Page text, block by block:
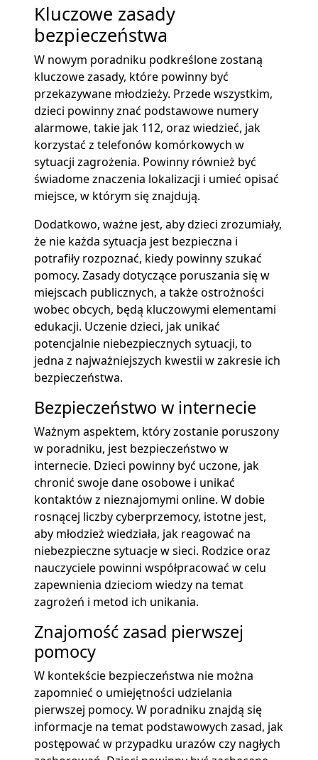
Kluczowe zasady
bezpieczeństwa
W nowym poradniku podkreślone zostaną
kluczowe zasady, które powinny być
przekazywane młodzieży. Przede wszystkim,
dzieci powinny znać podstawowe numery
alarmowe, takie jak 112, oraz wiedzieć, jak
korzystać z telefonów komórkowych w
sytuacji zagrożenia. Powinny również być
świadome znaczenia lokalizacji i umieć opisać
miejsce, w którym się znajdują.
Dodatkowo, ważne jest, aby dzieci zrozumiały,
że nie każda sytuacja jest bezpieczna i
potrafiły rozpoznać, kiedy powinny szukać
pomocy. Zasady dotyczące poruszania się w
miejscach publicznych, a także ostrożności
wobec obcych, będą kluczowymi elementami
edukacji. Uczenie dzieci, jak unikać
potencjalnie niebezpiecznych sytuacji, to
jedna z najważniejszych kwestii w zakresie ich
bezpieczeństwa.
Bezpieczeństwo w internecie
Ważnym aspektem, który zostanie poruszony
w poradniku, jest bezpieczeństwo w
internecie. Dzieci powinny być uczone, jak
chronić swoje dane osobowe i unikać
kontaktów z nieznajomymi online. W dobie
rosnącej liczby cyberprzemocy, istotne jest,
aby młodzież wiedziała, jak reagować na
niebezpieczne sytuacje w sieci. Rodzice oraz
nauczyciele powinni współpracować w celu
zapewnienia dzieciom wiedzy na temat
zagrożeń i metod ich unikania.
Znajomość zasad pierwszej
pomocy
W kontekście bezpieczeństwa nie można
zapomnieć o umiejętności udzielania
pierwszej pomocy. W poradniku znajdą się
informacje na temat podstawowych zasad, jak
postępować w przypadku urazów czy nagłych